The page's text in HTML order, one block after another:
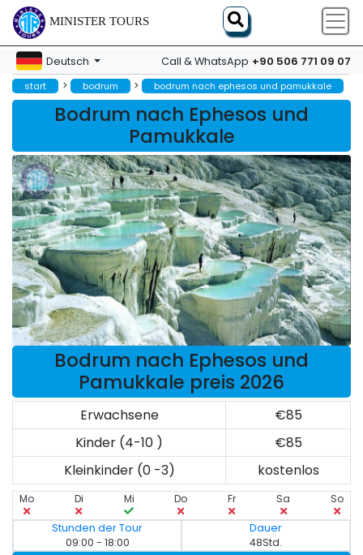
MINISTER TOURS
Deutsch Call & WhatsApp +90 506 771 09 07
start > bodrum > bodrum nach ephesos und pamukkale
Bodrum nach Ephesos und
Pamukkale
Bodrum nach Ephesos und
Pamukkale preis 2026
Erwachsene
€85
Kinder (4-10 )
€85
Kleinkinder (0 -3)
kostenlos
Mo Di Mi Do Fr Sa So
Stunden der Tour
09:00 - 18:00
Dauer
48Std.